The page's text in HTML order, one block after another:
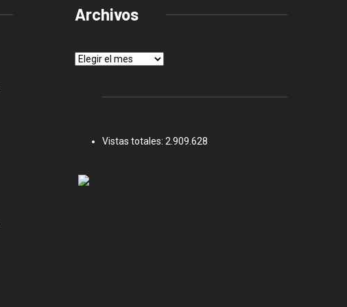
Archivos
Archivos
Vistas totales: 2.909.628